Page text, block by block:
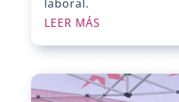
laboral.
LEER MÁS